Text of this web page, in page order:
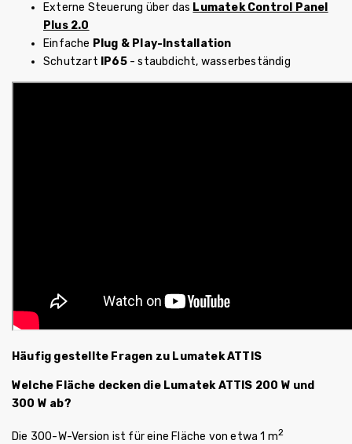
Externe Steuerung über das Lumatek Control Panel
Plus 2.0
Einfache Plug & Play-Installation
Schutzart
IP65- staubdicht, wasserbeständig
Häufig gestellte Fragen zu Lumatek ATTIS
Welche Fläche decken die Lumatek ATTIS 200 W und
300 W ab?
Die 300-W-Version ist für eine Fläche von etwa 1 m2